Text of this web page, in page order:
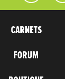
CARNETS
FORUM